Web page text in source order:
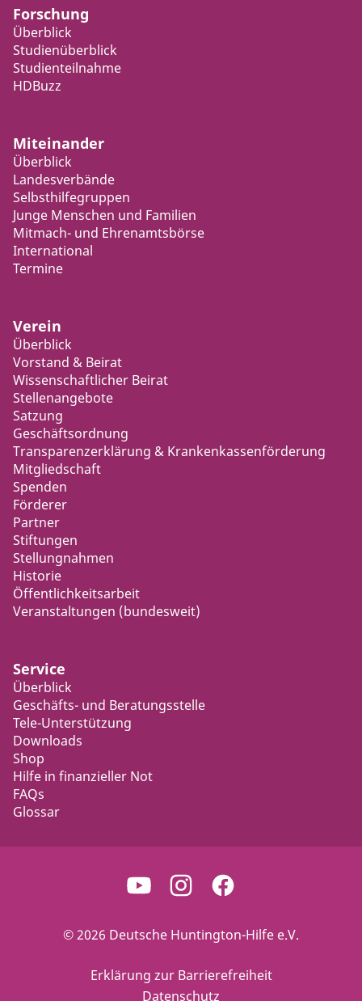
Forschung
Überblick
Studienüberblick
Studienteilnahme
HDBuzz
Miteinander
Überblick
Landesverbände
Selbsthilfegruppen
Junge Menschen und Familien
Mitmach- und Ehrenamtsbörse
International
Termine
Verein
Überblick
Vorstand & Beirat
Wissenschaftlicher Beirat
Stellenangebote
Satzung
Geschäftsordnung
Transparenzerklärung & Krankenkassenförderung
Mitgliedschaft
Spenden
Förderer
Partner
Stiftungen
Stellungnahmen
Historie
Öffentlichkeitsarbeit
Veranstaltungen (bundesweit)
Service
Überblick
Geschäfts- und Beratungsstelle
Tele-Unterstützung
Downloads
Shop
Hilfe in finanzieller Not
FAQs
Glossar
© 2026 Deutsche Huntington-Hilfe e.V.
Erklärung zur Barrierefreiheit
Datenschutz